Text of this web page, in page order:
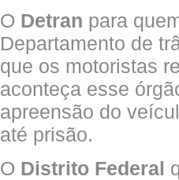
O Detran para
Departamento de
que os motoristas
aconteça esse
apreensão do
até prisão.
O Distrito Federal